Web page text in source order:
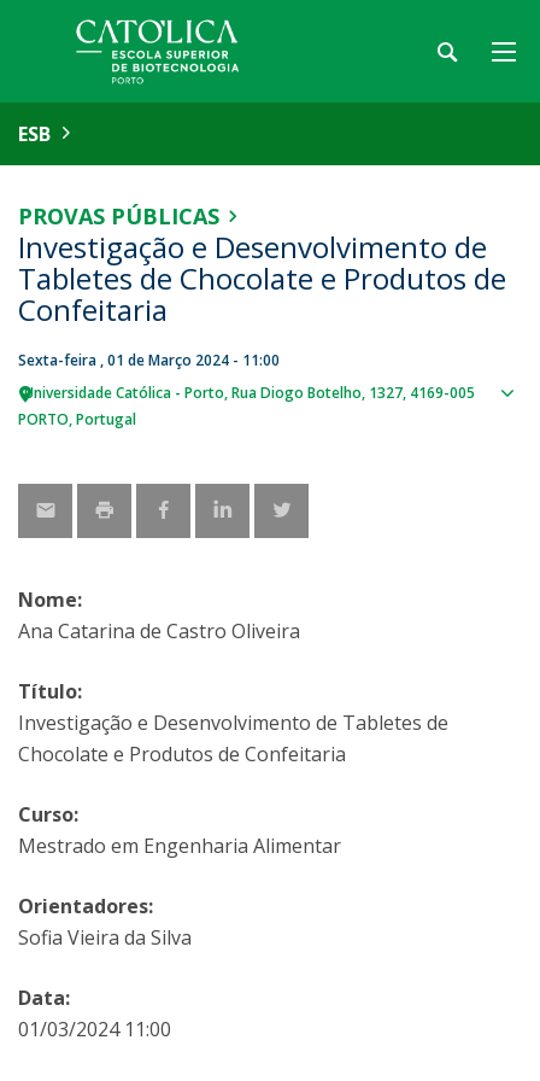
ESB
PROVAS PÚBLICAS
Investigação e Desenvolvimento de
Tabletes de Chocolate e Produtos de
Confeitaria
Sexta-feira , 01 de Março 2024 - 11:00
Universidade Católica - Porto Rua Diogo Botelho, 1327 4169-005
PORTO Portugal
Nome:
Ana Catarina de Castro Oliveira
Título:
Investigação e Desenvolvimento de Tabletes de
Chocolate e Produtos de Confeitaria
Curso:
Mestrado em Engenharia Alimentar
Orientadores:
Sofia Vieira da Silva
Data:
01/03/2024 11:00